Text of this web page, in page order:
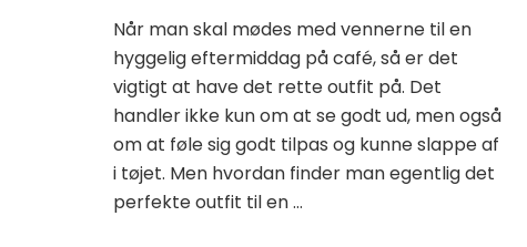
Når man skal mødes med vennerne til en
hyggelig eftermiddag på café, så er det
vigtigt at have det rette outfit på. Det
handler ikke kun om at se godt ud, men også
om at føle sig godt tilpas og kunne slappe af
i tøjet. Men hvordan finder man egentlig det
perfekte outfit til en …